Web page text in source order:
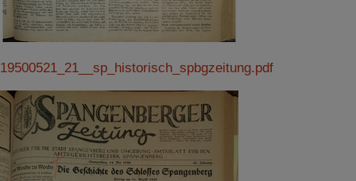
19500521_21__sp_historisch_spbgzeitung.pdf